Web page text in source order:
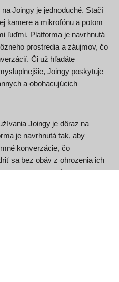
Joingy je jednoduché. Stačí
kamere a mikrofónu a potom
ľuďmi. Platforma je navrhnutá
prostredia a záujmov, čo
Či už hľadáte
Joingy poskytuje
a obohacujúcich
Joingy je dôraz na
je navrhnutá tak, aby
konverzácie, čo
sa bez obáv z ohrozenia ich
na bezpečnosť a súkromie